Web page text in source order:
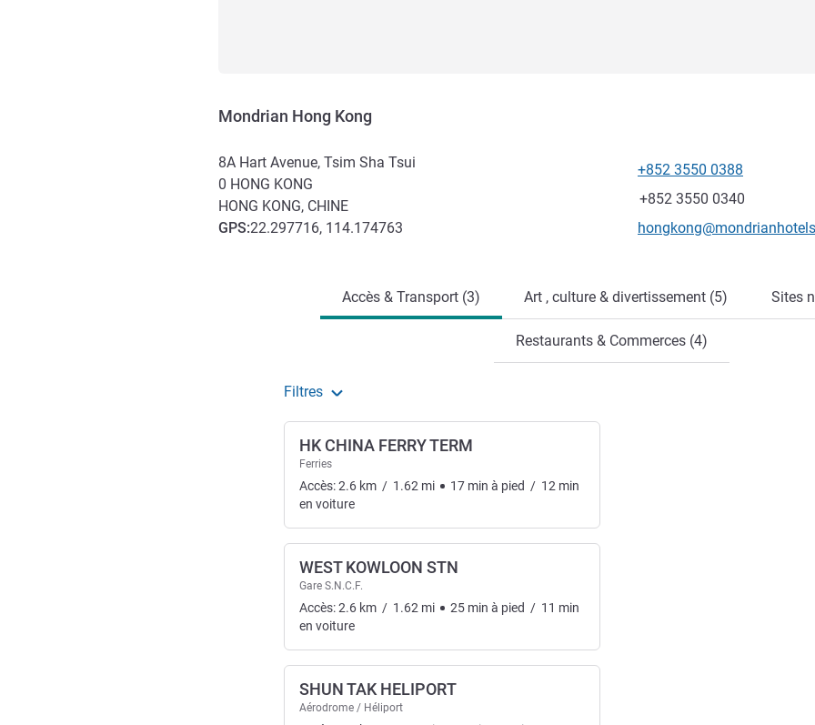
Mondrian Hong Kong
8A Hart Avenue, Tsim Sha Tsui
0 HONG KONG
HONG KONG, CHINE
GPS:22.297716, 114.174763
Téléphone
+852 3550 0388
Fax
+852 3550 0340
Email de contact
Accès & Transport (3) Art , culture & divertissement (5) Sites
Restaurants & Commerces (4)
Filtres
HK CHINA FERRY TERM
Ferries
Accès:2.6 km / 1.62 mi 17 min à pied / 12 min
en voiture
WEST KOWLOON STN
Gare S.N.C.F.
Accès:2.6 km / 1.62 mi 25 min à pied / 11 min
en voiture
SHUN TAK HELIPORT
Aérodrome / Héliport